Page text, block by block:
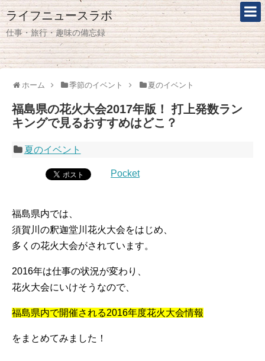
ライフニュースラボ
仕事・旅行・趣味の備忘録
ホーム 季節のイベント 夏のイベント
福島県の花火大会2017年版！ 打上発数ラン
キングで見るおすすめはどこ？
夏のイベント
Pocket
福島県内では、
須賀川の釈迦堂川花火大会をはじめ、
多くの花火大会がされています。
2016年は仕事の状況が変わり、
花火大会にいけそうなので、
福島県内で開催される2016年度花火大会情報
をまとめてみました！